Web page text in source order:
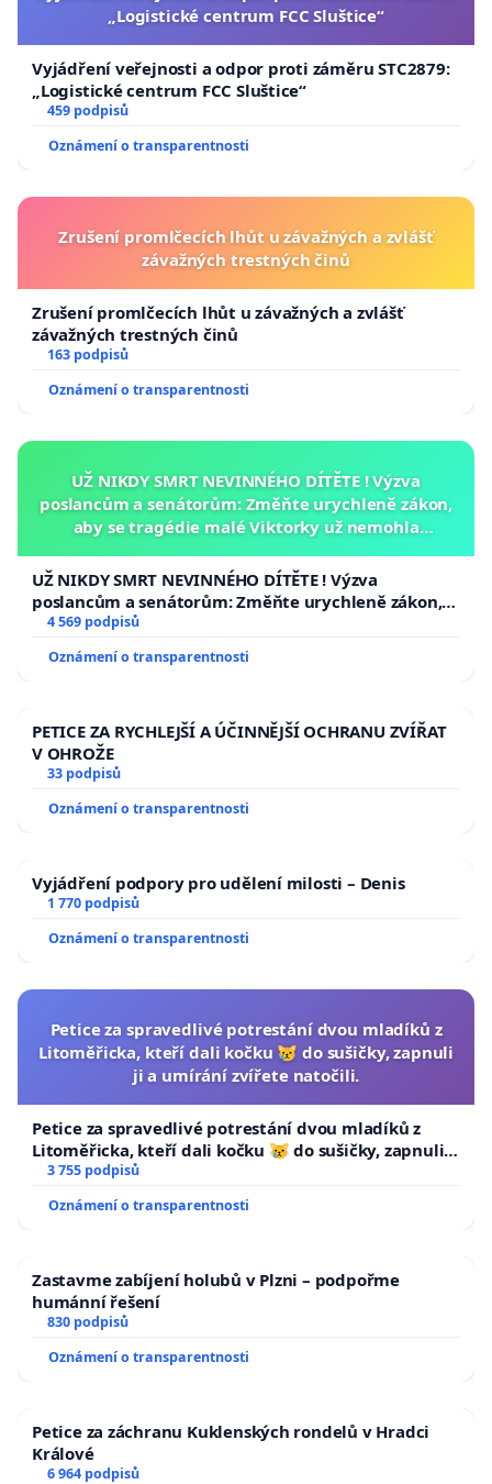
„Logistické centrum FCC Sluštice“
Vyjádření veřejnosti a odpor proti záměru STC2879:
„Logistické centrum FCC Sluštice“
459 podpisů
Oznámení o transparentnosti
Zrušení promlčecích lhůt u závažných a zvlášť
závažných trestných činů
Zrušení promlčecích lhůt u závažných a zvlášť
závažných trestných činů
163 podpisů
Oznámení o transparentnosti
UŽ NIKDY SMRT NEVINNÉHO DÍTĚTE ! Výzva
poslancům a senátorům: Změňte urychleně zákon,
aby se tragédie malé Viktorky už nemohla
UŽ NIKDY SMRT NEVINNÉHO DÍTĚTE ! Výzva
poslancům a senátorům: Změňte urychleně zákon,
aby se tragédie malé Viktorky už nemohla opakovat!
4 569 podpisů
Oznámení o transparentnosti
PETICE ZA RYCHLEJŠÍ A ÚČINNĚJŠÍ OCHRANU ZVÍŘAT
V OHROŽE
33 podpisů
Oznámení o transparentnosti
Vyjádření podpory pro udělení milosti – Denis
1 770 podpisů
Oznámení o transparentnosti
Petice za spravedlivé potrestání dvou mladíků z
Litoměřicka, kteří dali kočku 😿 do sušičky, zapnuli
ji a umírání zvířete natočili.
Petice za spravedlivé potrestání dvou mladíků z
Litoměřicka, kteří dali kočku 😿 do sušičky, zapnuli ji
a umírání zvířete natočili.
3 755 podpisů
Oznámení o transparentnosti
Zastavme zabíjení holubů v Plzni – podpořme
humánní řešení
830 podpisů
Oznámení o transparentnosti
Petice za záchranu Kuklenských rondelů v Hradci
Králové
6 964 podpisů